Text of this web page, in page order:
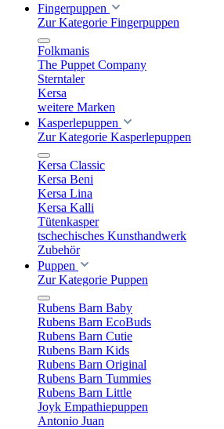
Fingerpuppen
Zur Kategorie Fingerpuppen
Folkmanis
The Puppet Company
Sterntaler
Kersa
weitere Marken
Kasperlepuppen
Zur Kategorie Kasperlepuppen
Kersa Classic
Kersa Beni
Kersa Lina
Kersa Kalli
Tütenkasper
tschechisches Kunsthandwerk
Zubehör
Puppen
Zur Kategorie Puppen
Rubens Barn Baby
Rubens Barn EcoBuds
Rubens Barn Cutie
Rubens Barn Kids
Rubens Barn Original
Rubens Barn Tummies
Rubens Barn Little
Joyk Empathiepuppen
Antonio Juan